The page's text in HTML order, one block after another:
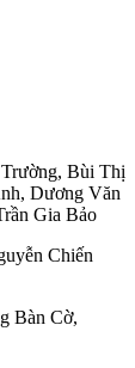
, Bùi Thị
, Dương Văn
Gia Bảo
Chiến
Bàn Cờ,